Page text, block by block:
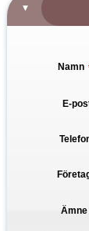
Namn
E-
Ämne